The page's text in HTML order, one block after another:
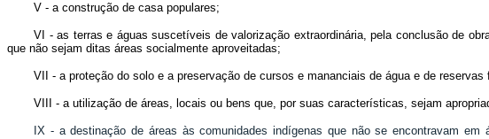
V - a construção de casa populares;
VI - as terras e águas suscetíveis de valorização extraordinária, pela conclusão de
que não sejam ditas áreas socialmente aproveitadas;
VII - a proteção do solo e a preservação de cursos e mananciais de água e de reservas
VIII - a utilização de áreas, locais ou bens que, por suas características, sejam
IX - a destinação de áreas às comunidades indígenas que não se encontravam